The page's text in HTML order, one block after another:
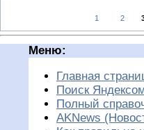
1 2
Меню:
Главная
Поиск
Полный
AKNews